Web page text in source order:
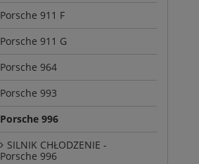
Porsche 911 F
Porsche 911 G
Porsche 964
Porsche 993
Porsche 996
SILNIK CHŁODZENIE -
Porsche 996